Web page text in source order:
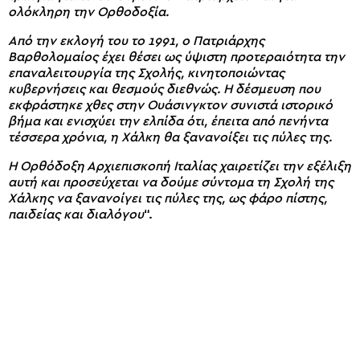
ολόκληρη την Ορθοδοξία.
Από την εκλογή του το 1991, ο Πατριάρχης
Βαρθολομαίος έχει θέσει ως ύψιστη προτεραιότητα την
επαναλειτουργία της Σχολής, κινητοποιώντας
κυβερνήσεις και θεσμούς διεθνώς. Η δέσμευση που
εκφράστηκε χθες στην Ουάσινγκτον συνιστά ιστορικό
βήμα και ενισχύει την ελπίδα ότι, έπειτα από πενήντα
τέσσερα χρόνια, η Χάλκη θα ξανανοίξει τις πύλες της.
Η Ορθόδοξη Αρχιεπισκοπή Ιταλίας χαιρετίζει την εξέλιξη
αυτή και προσεύχεται να δούμε σύντομα τη Σχολή της
Χάλκης να ξανανοίγει τις πύλες της, ως φάρο πίστης,
παιδείας και διαλόγου“.